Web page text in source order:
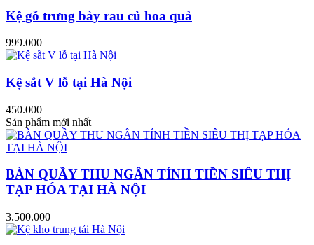
Kệ gỗ trưng bày rau củ hoa quả
999.000
Kệ sắt V lỗ tại Hà Nội
450.000
Sản phẩm mới nhất
BÀN QUẦY THU NGÂN TÍNH TIỀN SIÊU THỊ
TẠP HÓA TẠI HÀ NỘI
3.500.000